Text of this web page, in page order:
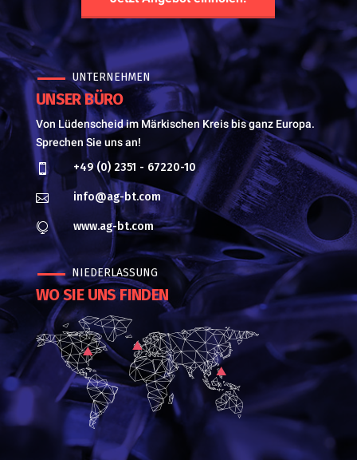
UNTERNEHMEN
UNSER BÜRO
Von Lüdenscheid im Märkischen Kreis bis ganz Europa.
Sprechen Sie uns an!
 +49 (0) 2351 - 67220-10
 info@ag-bt.com
 www.ag-bt.com
NIEDERLASSUNG
WO SIE UNS FINDEN